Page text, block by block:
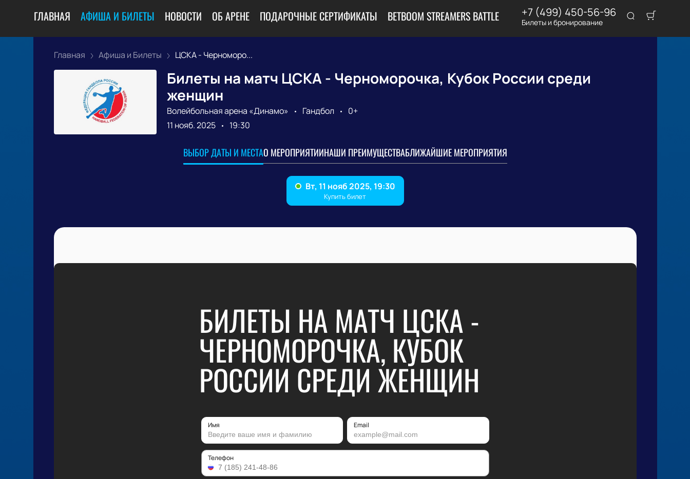
ГЛАВНАЯ АФИША И БИЛЕТЫ НОВОСТИ ОБ АРЕНЕ ПОДАРОЧНЫЕ СЕРТИФИКАТЫ BETBOOM STREAMERS BATTLE +7 (499) 450-56-96
Билеты и бронирование
Главная Афиша и Билеты ЦСКА - Черноморо...
Билеты на матч ЦСКА - Черноморочка, Кубок России среди
женщин
Волейбольная арена «Динамо» Гандбол
0+
11 нояб. 2025
19:30
ВЫБОР ДАТЫ И МЕСТАО МЕРОПРИЯТИИНАШИ ПРЕИМУЩЕСТВАБЛИЖАЙШИЕ МЕРОПРИЯТИЯ
БИЛЕТЫ НА МАТЧ ЦСКА -
ЧЕРНОМОРОЧКА, КУБОК
РОССИИ СРЕДИ ЖЕНЩИН
Имя Email
Телефон